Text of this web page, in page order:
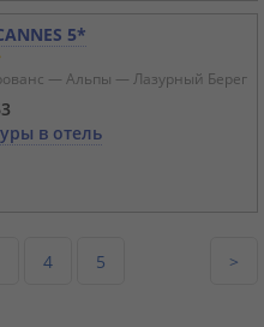
5*
— Альпы — Лазурный Берег
в отель
4 5 >